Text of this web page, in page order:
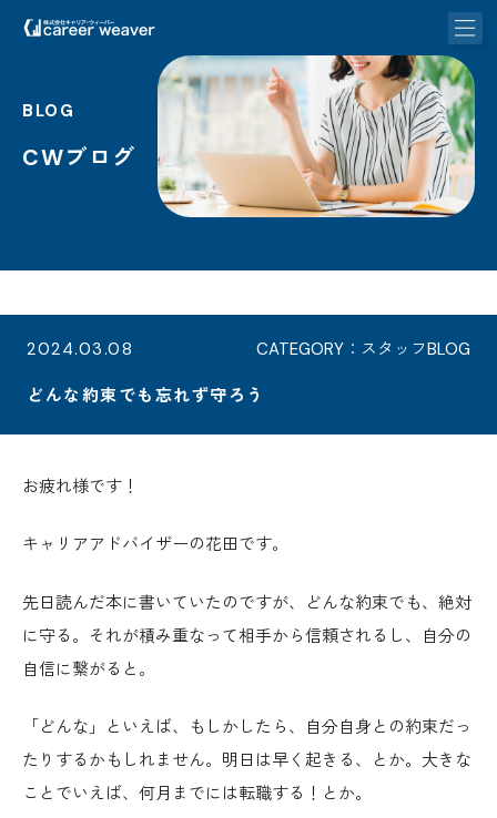
BLOG
CWブログ
2024.03.08 CATEGORY：スタッフBLOG
どんな約束でも忘れず守ろう
お疲れ様です！
キャリアアドバイザーの花田です。
先日読んだ本に書いていたのですが、どんな約束でも、絶対
に守る。それが積み重なって相手から信頼されるし、自分の
自信に繋がると。
「どんな」といえば、もしかしたら、自分自身との約束だっ
たりするかもしれません。明日は早く起きる、とか。大きな
ことでいえば、何月までには転職する！とか。